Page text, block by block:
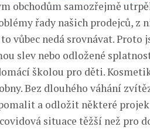
obchodům samozřejmě
řady našich prodejců, z
vůbec nedá srovnávat.
slev nebo odložené
školou pro děti.
Bez dlouhého váhání
a odložit některé
situace těžší než pro